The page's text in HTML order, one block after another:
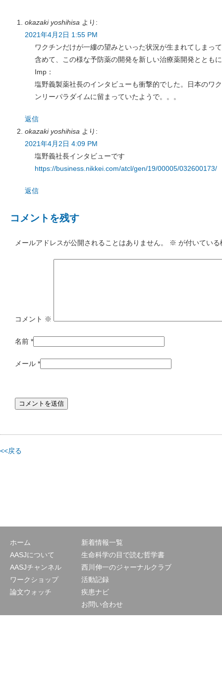
okazaki yoshihisa より:
2021年4月2日 1:55 PM
ワクチンだけが一縷の望みといった状況が生まれてしまっ
含めて、この様な予防薬の開発を新しい治療薬開発ととも
Imp：
塩野義製薬社長のインタビューも衝撃的でした。日本のワ
ンリーパラダイムに留まっていたようで。。。
返信
okazaki yoshihisa より:
2021年4月2日 4:09 PM
塩野義社長インタビューです
https://business.nikkei.com/atcl/gen/19/00005/032600173/
返信
コメントを残す
メールアドレスが公開されることはありません。 ※ が付いてい
コメント ※
名前 *
メール *
<<戻る
ホーム
AASJについて
AASJチャンネル
ワークショップ
論文ウォッチ
新着情報一覧
生命科学の目で読む哲学書
西川伸一のジャーナルクラブ
活動記録
疾患ナビ
お問い合わせ